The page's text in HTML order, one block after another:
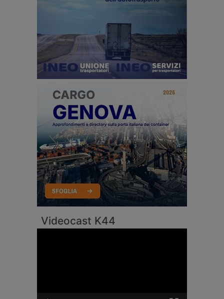
Videocast K44